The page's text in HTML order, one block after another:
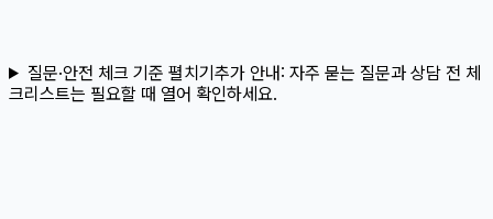
질문·안전 체크 기준 펼치기추가 안내: 자주 묻는 질문과 상담 전 체
크리스트는 필요할 때 열어 확인하세요.